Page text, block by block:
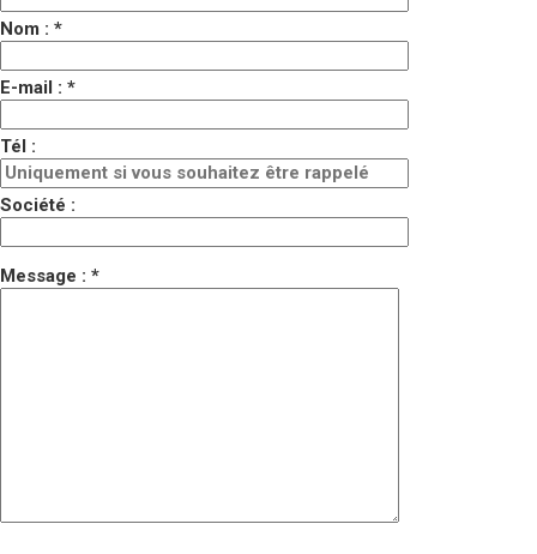
Nom : *
E-mail : *
Tél :
Société :
Message : *